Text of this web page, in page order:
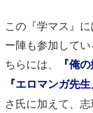
この『学マス』
ー陣も参加して
ちらには、
『俺
『エロマンガ先生
さ氏に加えて、